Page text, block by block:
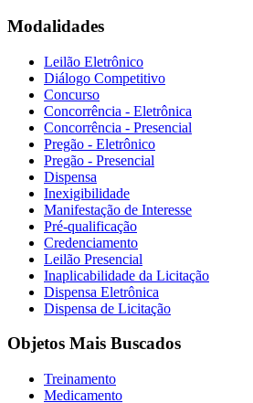
Modalidades
Leilão Eletrônico
Diálogo Competitivo
Concurso
Concorrência - Eletrônica
Concorrência - Presencial
Pregão - Eletrônico
Pregão - Presencial
Dispensa
Inexigibilidade
Manifestação de Interesse
Pré-qualificação
Credenciamento
Leilão Presencial
Inaplicabilidade da Licitação
Dispensa Eletrônica
Dispensa de Licitação
Objetos Mais Buscados
Treinamento
Medicamento